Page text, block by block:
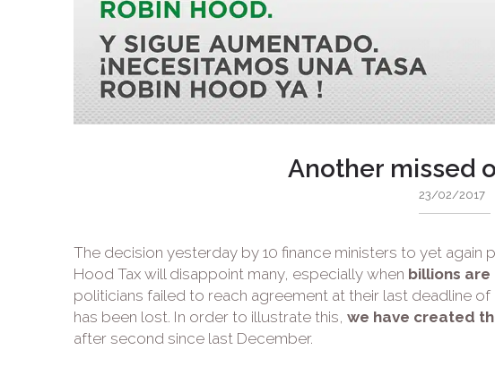
Another missed
23/02/2017
The decision yesterday by 10 finance ministers to yet
Hood Tax will disappoint many, especially when billions
politicians failed to reach agreement at their last deadline
has been lost. In order to illustrate this, we have created
after second since last December.